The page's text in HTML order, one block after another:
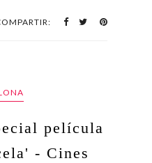
película
- Cines